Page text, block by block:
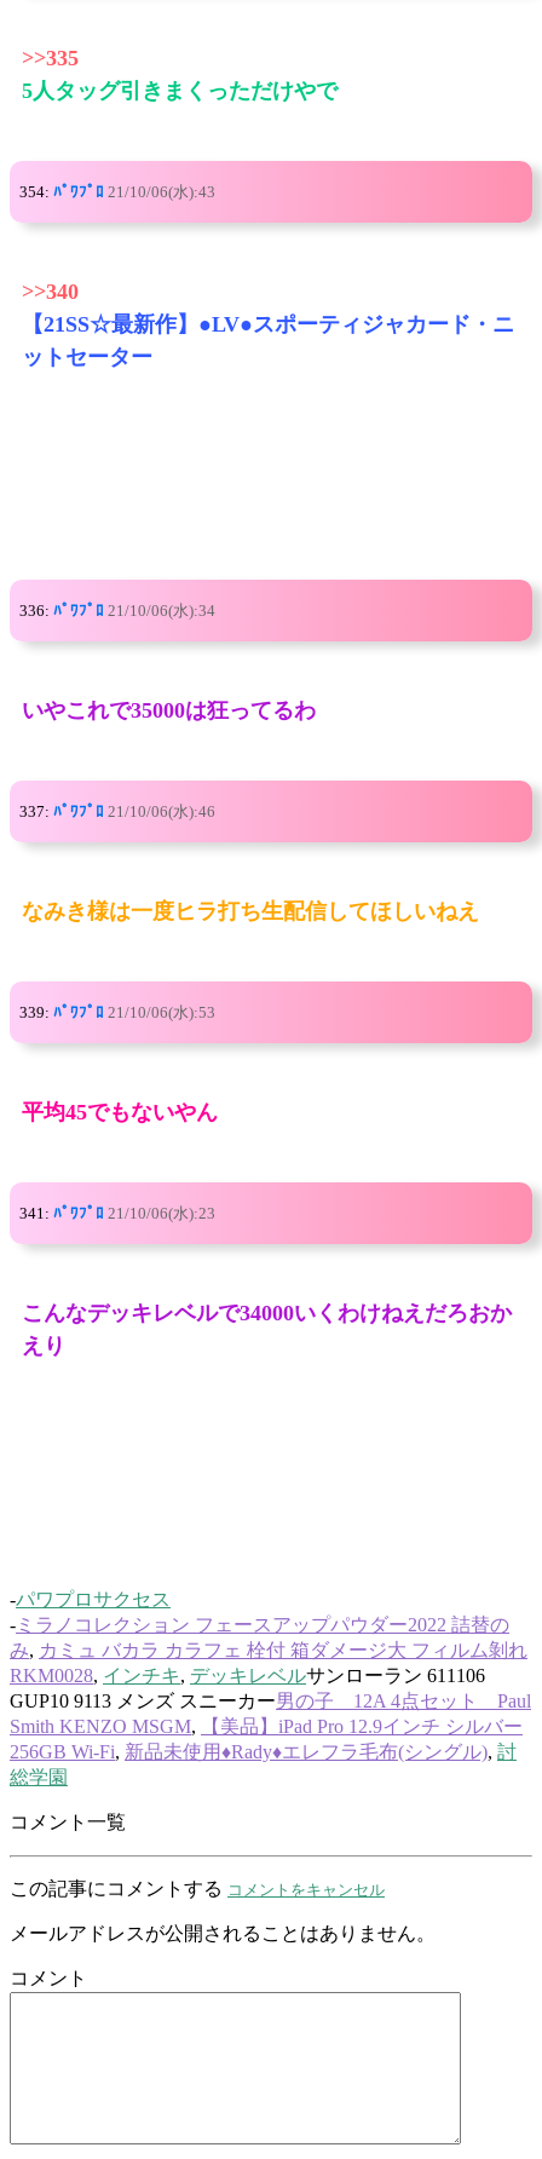
>>335
5人タッグ引きまくっただけやで
354: ﾊﾟﾜﾌﾟﾛ 21/10/06(水):43
>>340
【21SS☆最新作】●LV●スポーティジャカード・ニ
ットセーター
336: ﾊﾟﾜﾌﾟﾛ 21/10/06(水):34
いやこれで35000は狂ってるわ
337: ﾊﾟﾜﾌﾟﾛ 21/10/06(水):46
なみき様は一度ヒラ打ち生配信してほしいねえ
339: ﾊﾟﾜﾌﾟﾛ 21/10/06(水):53
平均45でもないやん
341: ﾊﾟﾜﾌﾟﾛ 21/10/06(水):23
こんなデッキレベルで34000いくわけねえだろおか
えり
-パワプロサクセス
- ミラノコレクション フェースアップパウダー2022 詰替の
み, カミュ バカラ カラフェ 栓付 箱ダメージ大 フィルム剝れ
RKM0028, インチキ, デッキレベルサンローラン 611106
GUP10 9113 メンズ スニーカー男の子 12A 4点セット Paul
Smith KENZO MSGM,
【美品】iPad Pro 12.9インチ シルバー
256GB Wi-Fi, 新品未使用♦︎Rady♦︎エレフラ毛布(シングル), 討
総学園
コメント一覧
この記事にコメントする コメントをキャンセル
メールアドレスが公開されることはありません。
コメント